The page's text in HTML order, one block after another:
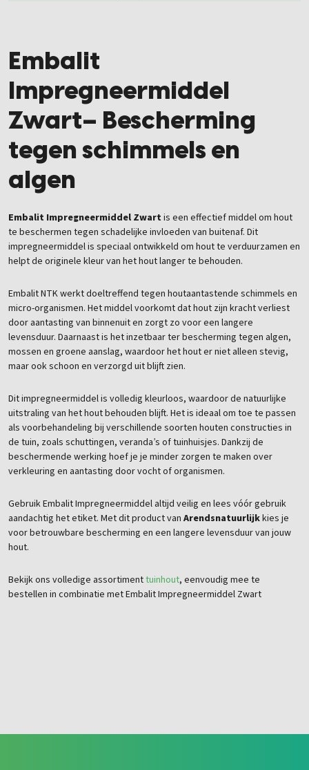
Embalit
Impregneermiddel
Zwart– Bescherming
tegen schimmels en
algen
Embalit Impregneermiddel Zwart is een effectief middel om hout
te beschermen tegen schadelijke invloeden van buitenaf. Dit
impregneermiddel is speciaal ontwikkeld om hout te verduurzamen en
helpt de originele kleur van het hout langer te behouden.
Embalit NTK werkt doeltreffend tegen houtaantastende schimmels en
micro-organismen. Het middel voorkomt dat hout zijn kracht verliest
door aantasting van binnenuit en zorgt zo voor een langere
levensduur. Daarnaast is het inzetbaar ter bescherming tegen algen,
mossen en groene aanslag, waardoor het hout er niet alleen stevig,
maar ook schoon en verzorgd uit blijft zien.
Dit impregneermiddel is volledig kleurloos, waardoor de natuurlijke
uitstraling van het hout behouden blijft. Het is ideaal om toe te passen
als voorbehandeling bij verschillende soorten houten constructies in
de tuin, zoals schuttingen, veranda’s of tuinhuisjes. Dankzij de
beschermende werking hoef je je minder zorgen te maken over
verkleuring en aantasting door vocht of organismen.
Gebruik Embalit Impregneermiddel altijd veilig en lees vóór gebruik
aandachtig het etiket. Met dit product van Arendsnatuurlijkkies je
voor betrouwbare bescherming en een langere levensduur van jouw
hout.
Bekijk ons volledige assortimenttuinhout, eenvoudig mee te
bestellen in combinatie met Embalit Impregneermiddel Zwart